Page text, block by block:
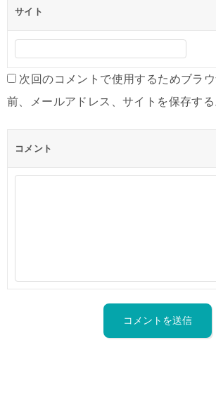
サイト
次回のコメントで使用するためブラ
前、メールアドレス、サイトを保存する
コメント